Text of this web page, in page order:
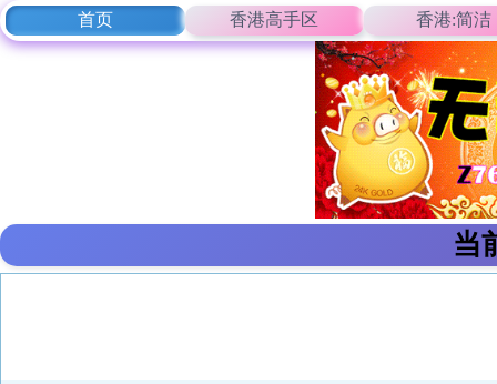
首页 香港高手区 香港:简洁
当